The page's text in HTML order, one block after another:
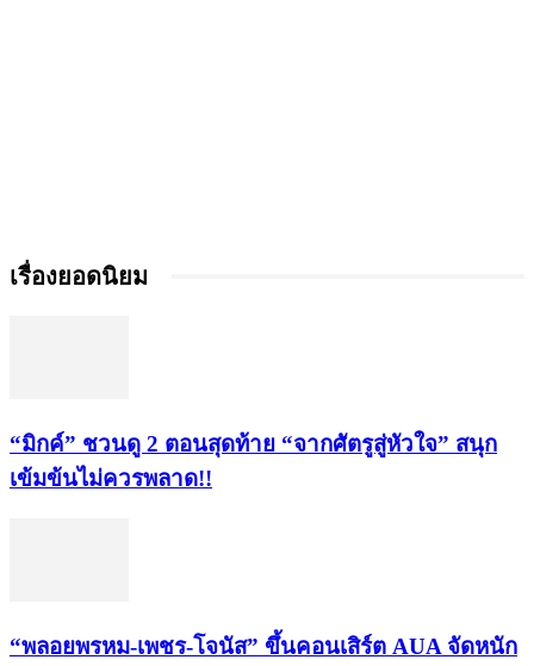
เรื่องยอดนิยม
“มิกค์” ชวนดู 2 ตอนสุดท้าย “จากศัตรูสู่หัวใจ” สนุก
เข้มข้นไม่ควรพลาด!!
“พลอยพรหม-เพชร-โจนัส” ขึ้นคอนเสิร์ต AUA จัดหนัก